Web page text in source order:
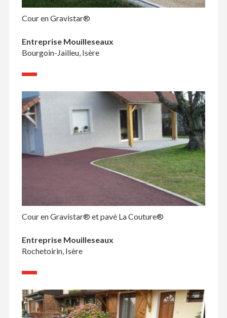
Cour en Gravistar®
Entreprise Mouilleseaux
Bourgoin-Jailleu, Isère
Cour en Gravistar® et pavé La Couture®
Entreprise Mouilleseaux
Rochetoirin, Isère